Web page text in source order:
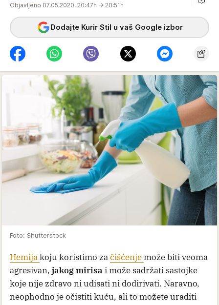
Objavljeno 07.05.2020. 20:47h → 20:51h
Dodajte Kurir Stil u vaš Google izbor
Foto: Shutterstock
Hemijakoju koristimo začišćenjemože biti veoma
agresivan, jakog mirisa i može sadržati sastojke
koje nije zdravo ni udisati ni dodirivati. Naravno,
neophodno je očistiti kuću, ali to možete uraditi